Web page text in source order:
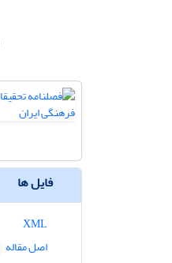
فایل ها
اصل مقاله